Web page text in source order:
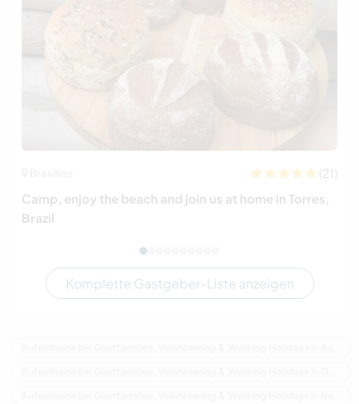
(21)
Camp, enjoy the beach and join us at home in Torres,
Brazil
Komplette Gastgeber-Liste anzeigen